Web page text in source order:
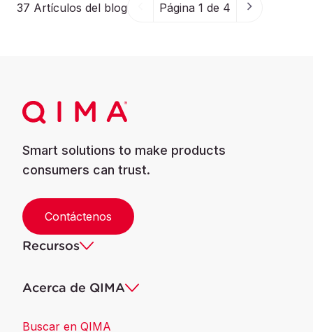
37 Artículos del blog Página 1 de 4
Smart solutions to make products
consumers can trust.
Contáctenos
Recursos
Acerca de QIMA
Buscar en QIMA